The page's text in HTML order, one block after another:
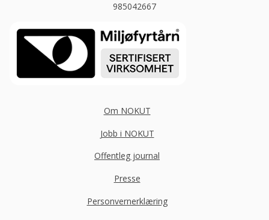
985042667
Om NOKUT
Jobb i NOKUT
Offentleg journal
Presse
Personvernerklæring